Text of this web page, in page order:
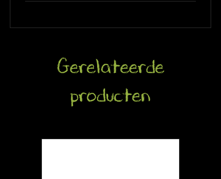
Gerelateerde
producten